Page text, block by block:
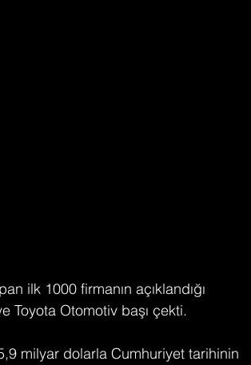
ilk 1000 firmanın açıklandığı
Toyota Otomotiv başı çekti.
milyar dolarla Cumhuriyet tarihinin